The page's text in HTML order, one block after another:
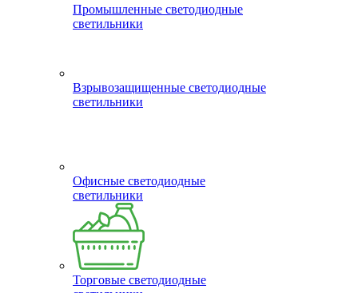
Промышленные светодиодные
светильники
Взрывозащищенные светодиодные
светильники
Офисные светодиодные
светильники
Торговые светодиодные